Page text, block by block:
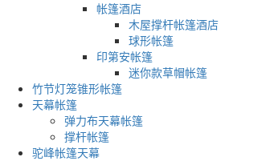
帐篷酒店
木屋撑杆帐篷酒店
球形帐篷
印第安帐篷
迷你款草帽帐篷
竹节灯笼锥形帐篷
天幕帐篷
弹力布天幕帐篷
撑杆帐篷
驼峰帐篷天幕